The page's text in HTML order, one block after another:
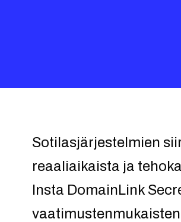
Sotilasjärjestelmien
reaaliaikaista ja
Insta DomainLink